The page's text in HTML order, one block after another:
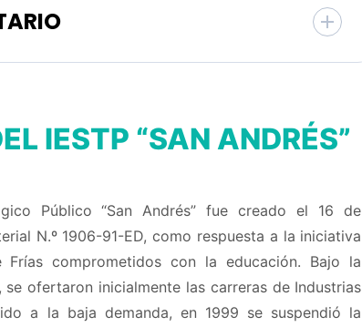
IESTP “SAN ANDRÉS”
Público “San Andrés” fue creado el 16 de
N.º 1906-91-ED, como respuesta a la iniciativa
comprometidos con la educación. Bajo la
ofertaron inicialmente las carreras de Industrias
a la baja demanda, en 1999 se suspendió la